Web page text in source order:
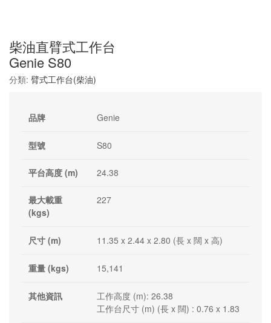
柴油直臂式工作台
Genie S80
分類: 臂式工作台(柴油)
品牌 Genie
型號 S80
平台高度 (m) 24.38
最大載重
(kgs)
227
尺寸 (m) 11.35 x 2.44 x 2.80 (長 x 闊 x 高)
重量 (kgs) 15,141
其他資訊
工作高度 (m): 26.38
工作台尺寸 (m) (長 x 闊) : 0.76 x 1.83